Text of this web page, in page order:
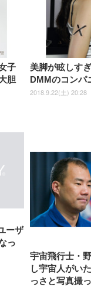
子
胆
美脚が眩しす
DMMのコンパ
2018.9.22(土) 20:28
ーザ
っ
宇宙飛行士・
し宇宙人がい
っさと写真撮